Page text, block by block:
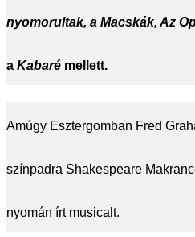
nyomorultak, a Macskák, Az
a Kabaré mellett.
Amúgy Esztergomban Fred
színpadra Shakespeare
nyomán írt musicalt.